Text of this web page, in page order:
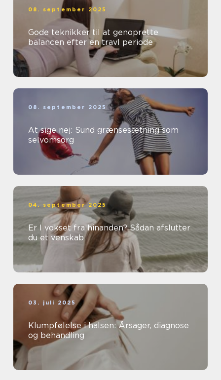
08. september 2025
Gode teknikker til at genoprette
balancen efter en travl periode
08. september 2025
At sige nej: Sund grænsesætning som
selvomsorg
04. september 2025
Er I vokset fra hinanden? Sådan afslutter
du et venskab
03. juli 2025
Klumpfølelse i halsen: Årsager, diagnose
og behandling